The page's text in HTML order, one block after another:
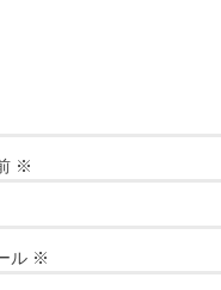
※
ル ※